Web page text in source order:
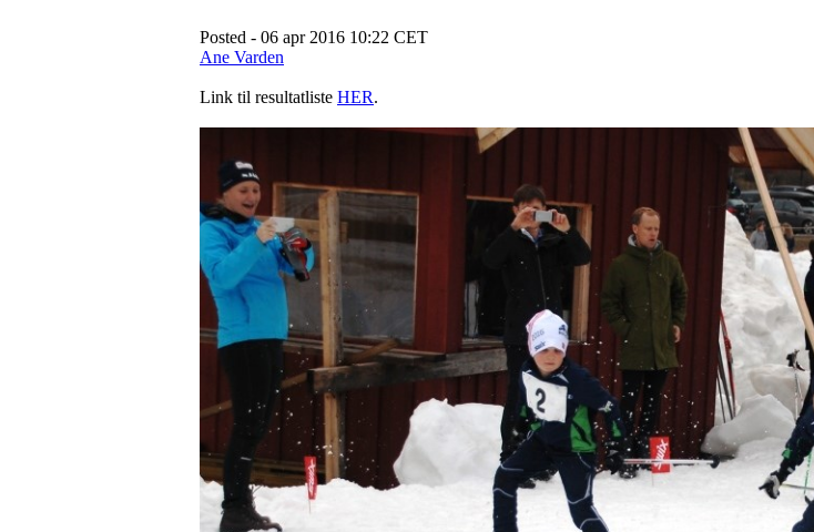
Posted - 06 apr 2016 10:22 CET
Ane Varden
Link til resultatliste HER.